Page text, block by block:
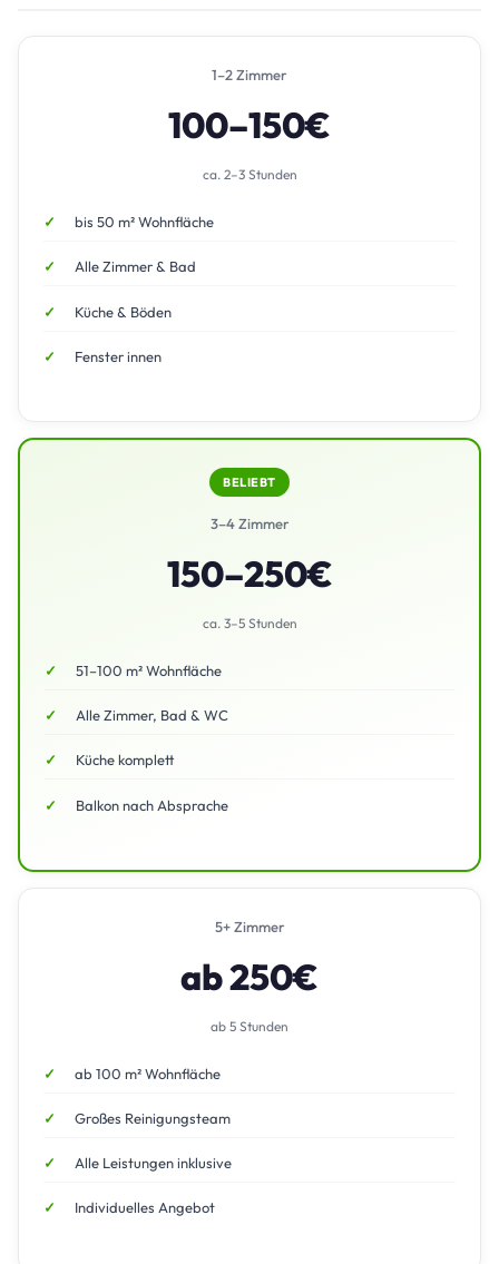
1–2 Zimmer
100–150€
ca. 2–3 Stunden
bis 50 m² Wohnfläche
Alle Zimmer & Bad
Küche & Böden
Fenster innen
BELIEBT
3–4 Zimmer
150–250€
ca. 3–5 Stunden
51–100 m² Wohnfläche
Alle Zimmer, Bad & WC
Küche komplett
Balkon nach Absprache
5+ Zimmer
ab 250€
ab 5 Stunden
ab 100 m² Wohnfläche
Großes Reinigungsteam
Alle Leistungen inklusive
Individuelles Angebot